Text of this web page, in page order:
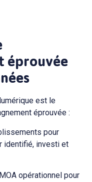
éprouvée
est le
éprouvée :
pour
identifié, investi et
opérationnel pour